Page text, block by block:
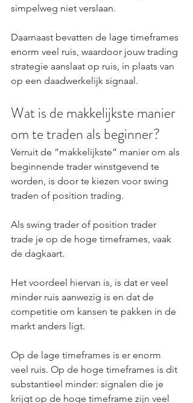
simpelweg niet verslaan.
Daarnaast bevatten de lage timeframes
enorm veel ruis, waardoor jouw trading
strategie aanslaat op ruis, in plaats van
op een daadwerkelijk signaal.
Wat is de makkelijkste manier
om te traden als beginner?
Verruit de “makkelijkste” manier om als
beginnende trader winstgevend te
worden, is door te kiezen voor swing
traden of position trading.
Als swing trader of position trader
trade je op de hoge timeframes, vaak
de dagkaart.
Het voordeel hiervan is, is dat er veel
minder ruis aanwezig is en dat de
competitie om kansen te pakken in de
markt anders ligt.
Op de lage timeframes is er enorm
veel ruis. Op de hoge timeframes is dit
substantieel minder: signalen die je
krijgt op de hoge timeframe zijn veel